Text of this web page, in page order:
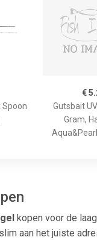
Spoon
€
Gutsbait
Gram,
kopen voor de
aan het juiste